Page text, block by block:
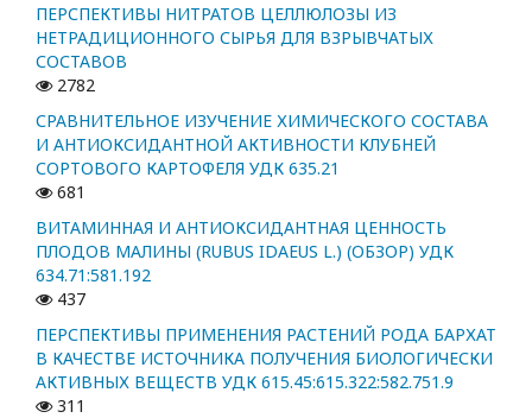
ПЕРСПЕКТИВЫ НИТРАТОВ ЦЕЛЛЮЛОЗЫ ИЗ
НЕТРАДИЦИОННОГО СЫРЬЯ ДЛЯ ВЗРЫВЧАТЫХ
СОСТАВОВ
2782
СРАВНИТЕЛЬНОЕ ИЗУЧЕНИЕ ХИМИЧЕСКОГО СОСТАВА
И АНТИОКСИДАНТНОЙ АКТИВНОСТИ КЛУБНЕЙ
СОРТОВОГО КАРТОФЕЛЯ УДК 635.21
681
ВИТАМИННАЯ И АНТИОКСИДАНТНАЯ ЦЕННОСТЬ
ПЛОДОВ МАЛИНЫ (RUBUS IDAEUS L.) (ОБЗОР) УДК
634.71:581.192
437
ПЕРСПЕКТИВЫ ПРИМЕНЕНИЯ РАСТЕНИЙ РОДА БАРХАТ
В КАЧЕСТВЕ ИСТОЧНИКА ПОЛУЧЕНИЯ БИОЛОГИЧЕСКИ
АКТИВНЫХ ВЕЩЕСТВ УДК 615.45:615.322:582.751.9
311